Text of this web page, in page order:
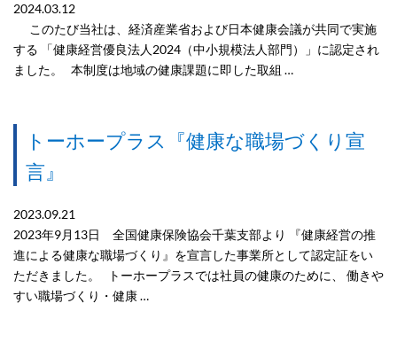
2024.03.12
このたび当社は、経済産業省および日本健康会議が共同で実施
する 「健康経営優良法人2024（中小規模法人部門）」に認定され
ました。 本制度は地域の健康課題に即した取組 …
トーホープラス『健康な職場づくり宣
言』
2023.09.21
2023年9月13日 全国健康保険協会千葉支部より 『健康経営の推
進による健康な職場づくり』を宣言した事業所として認定証をい
ただきました。 トーホープラスでは社員の健康のために、 働きや
すい職場づくり・健康 …